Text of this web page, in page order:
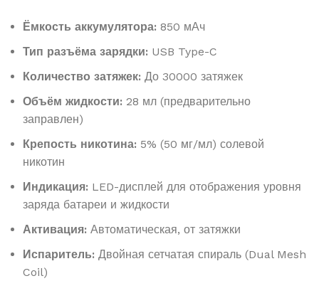
Ёмкость аккумулятора: 850 мАч
Тип разъёма зарядки: USB Type-C
Количество затяжек: До 30000 затяжек
Объём жидкости: 28 мл (предварительно
заправлен)
Крепость никотина: 5% (50 мг/мл) солевой
никотин
Индикация: LED-дисплей для отображения уровня
заряда батареи и жидкости
Активация: Автоматическая, от затяжки
Испаритель: Двойная сетчатая спираль (Dual Mesh
Coil)